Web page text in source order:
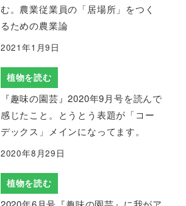
む。農業従業員の「居場所」をつく
るための農業論
2021年1月9日
植物を読む
『趣味の園芸』2020年9月号を読んで
感じたこと。とうとう表題が「コー
デックス」メインになってます。
2020年8月29日
植物を読む